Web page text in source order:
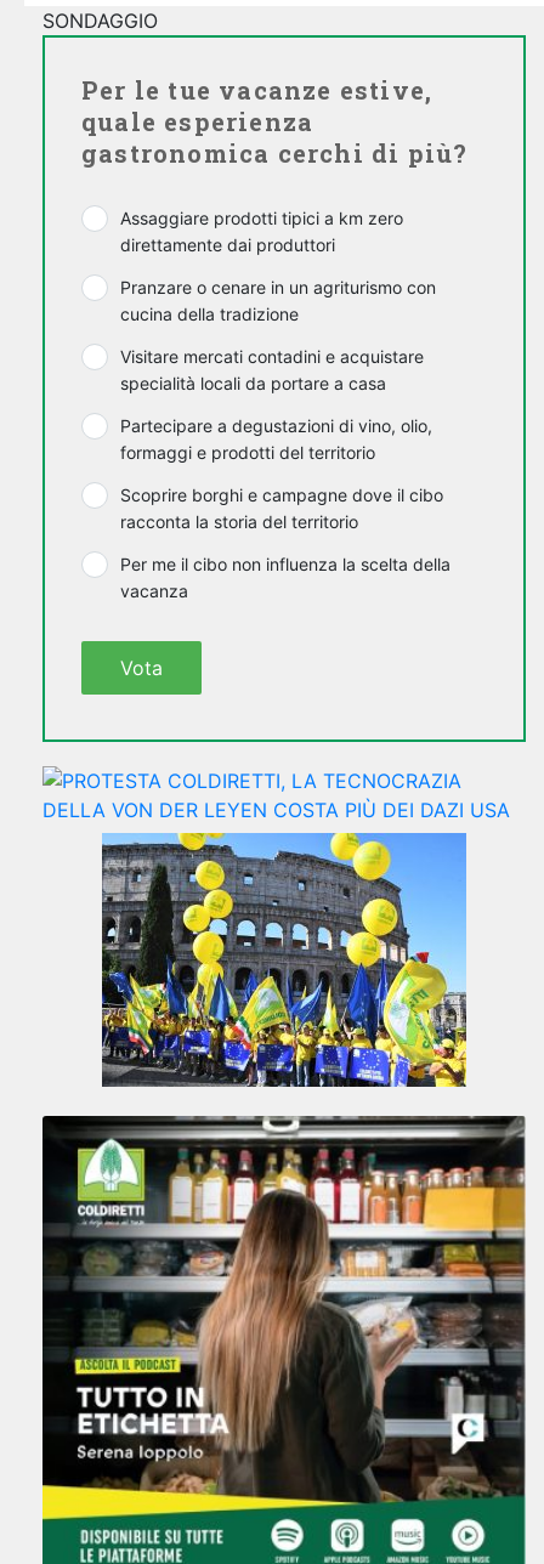
SONDAGGIO
Per le tue vacanze estive,
quale esperienza
gastronomica cerchi di più?
Assaggiare prodotti tipici a km zero
direttamente dai produttori
Pranzare o cenare in un agriturismo con
cucina della tradizione
Visitare mercati contadini e acquistare
specialità locali da portare a casa
Partecipare a degustazioni di vino, olio,
formaggi e prodotti del territorio
Scoprire borghi e campagne dove il cibo
racconta la storia del territorio
Per me il cibo non influenza la scelta della
vacanza
Vota